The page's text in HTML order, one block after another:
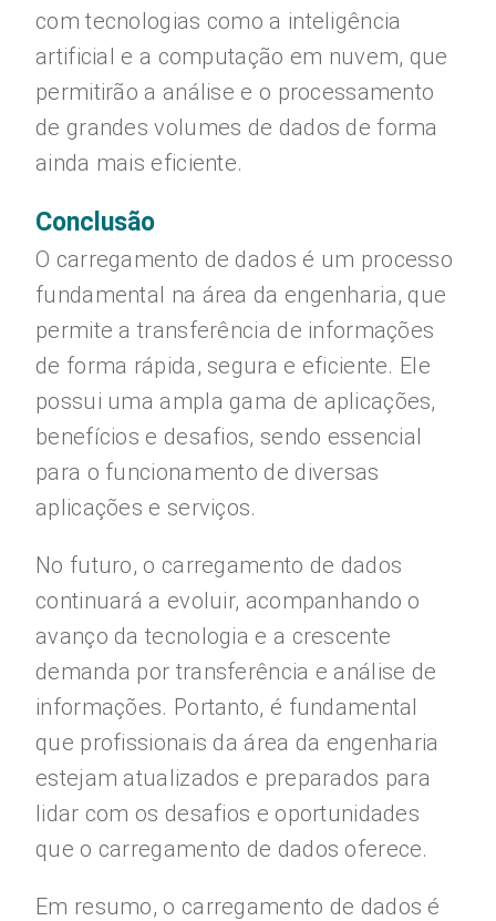
com tecnologias como a inteligência
artificial e a computação em nuvem, que
permitirão a análise e o processamento
de grandes volumes de dados de forma
ainda mais eficiente.
Conclusão
O carregamento de dados é um processo
fundamental na área da engenharia, que
permite a transferência de informações
de forma rápida, segura e eficiente. Ele
possui uma ampla gama de aplicações,
benefícios e desafios, sendo essencial
para o funcionamento de diversas
aplicações e serviços.
No futuro, o carregamento de dados
continuará a evoluir, acompanhando o
avanço da tecnologia e a crescente
demanda por transferência e análise de
informações. Portanto, é fundamental
que profissionais da área da engenharia
estejam atualizados e preparados para
lidar com os desafios e oportunidades
que o carregamento de dados oferece.
Em resumo, o carregamento de dados é